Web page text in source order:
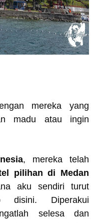
mereka yang
madu atau ingin
, mereka telah
pilihan di Medan
aku sendiri turut
disini. Diperakui
selesa dan